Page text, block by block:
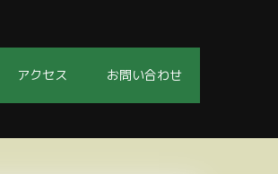
アクセス お問い合わせ